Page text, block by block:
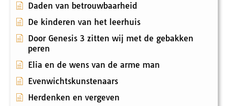
Daden van betrouwbaarheid
De kinderen van het leerhuis
Door Genesis 3 zitten wij met de gebakken
peren
Elia en de wens van de arme man
Evenwichtskunstenaars
Herdenken en vergeven